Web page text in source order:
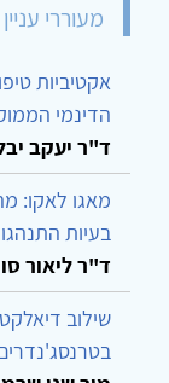
מעוררי עניין
אקטיביות
הדינמי
ד"ר יעקב
מאגו לאקו:
בעיות
ד"ר ליאור
שילוב